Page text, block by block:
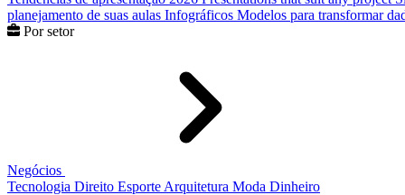
planejamento de suas aulas Infográficos Modelos para transformar
Por setor
Negócios
Tecnologia Direito Esporte Arquitetura Moda Dinheiro